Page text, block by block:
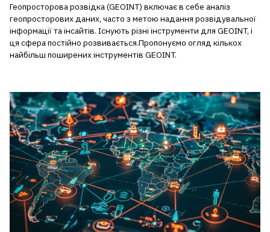
Геопросторова розвідка (GEOINT) включає в себе аналіз
геопросторових даних, часто з метою надання розвідувальної
інформації та інсайтів. Існують різні інструменти для GEOINT, і
ця сфера постійно розвивається.Пропонуємо огляд кількох
найбільш поширених інструментів GEOINT.